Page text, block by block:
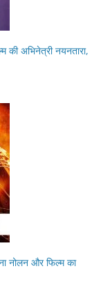
अभिनेत्री नयनतारा,
नोलन और फिल्म का